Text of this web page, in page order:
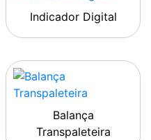
Indicador Digital
Balança
Transpaleteira